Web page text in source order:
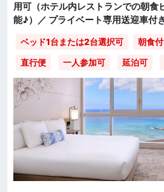
用可（ホテル内レストランでの朝食
能♪）／ プライベート専用送迎車
ベッド1台または2台選択可 朝食
直行便
一人参加可 延泊可